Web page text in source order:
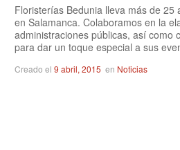
Floristerías Bedunia lleva más de
en Salamanca. Colaboramos en la
administraciones públicas, así como
para dar un toque especial a sus
Creado el 9 abril, 2015 en Noticias